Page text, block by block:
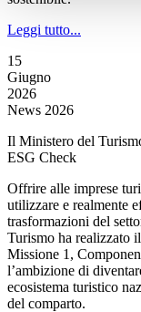
Leggi tutto...
15
Giugno
2026
News 2026
Il Ministero del
ESG Check
Offrire alle imprese
utilizzare e realmente
trasformazioni del
Turismo ha
Missione 1,
l’ambizione di
ecosistema turistico
del comparto.